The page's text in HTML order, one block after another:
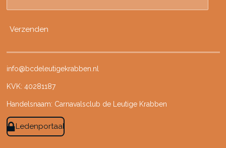
Verzenden
info@bcdeleutigekrabben.nl
KVK: 40281187
Handelsnaam: Carnavalsclub de Leutige Krabben
Ledenportaal